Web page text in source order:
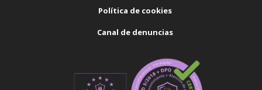
Política de cookies
Canal de denuncias